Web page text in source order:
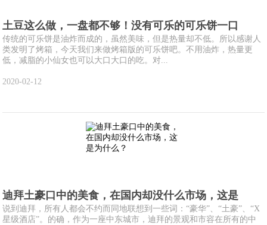
土豆这么做，一盘都不够！没有可乐的可乐饼一口
传统的可乐饼是油炸而成的，虽然美味，但是热量却不低。所以感谢人
类发明了烤箱，今天我们来做烤箱版的可乐饼吧。不用油炸，热量更
低，减脂的小仙女也可以大口大口的吃。对...
2020-02-12
迪拜土豪口中的美食，在国内却没什么市场，这是
说到迪拜，所有人都会不约而同地联想到一些词：“豪华”、“土豪”、“X
星级酒店”。的确，作为一座中东城市，迪拜的景观和市容在所有的中